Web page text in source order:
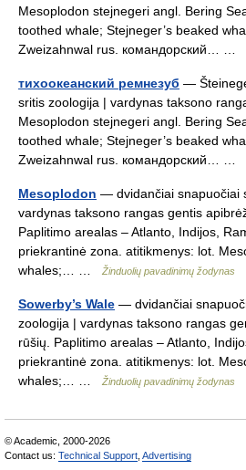
Mesoplodon stejnegeri angl. Bering
toothed whale; Stejneger’s beaked
Zweizahnwal rus. командорский… …
тихоокеанский ремнезуб —
sritis zoologija | vardynas taksono
Mesoplodon stejnegeri angl. Bering
toothed whale; Stejneger’s beaked
Zweizahnwal rus. командорский… …
Mesoplodon — dvidančiai snapuočiai
vardynas taksono rangas gentis
Paplitimo arealas – Atlanto, Indijos,
priekrantinė zona. atitikmenys: lot.
whales;… …
Žinduolių pavadinimų žodynas
Sowerby’s Wale — dvidančiai
zoologija | vardynas taksono rangas
rūšių. Paplitimo arealas – Atlanto,
priekrantinė zona. atitikmenys: lot.
whales;… …
Žinduolių pavadinimų žodynas
© Academic, 2000-2026
Contact us: Technical Support Advertising